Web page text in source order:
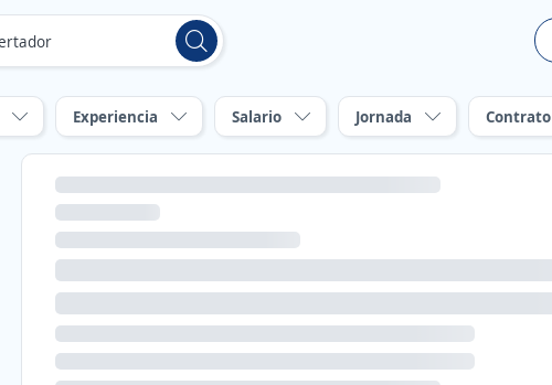
Experiencia Salario Jornada Contrato